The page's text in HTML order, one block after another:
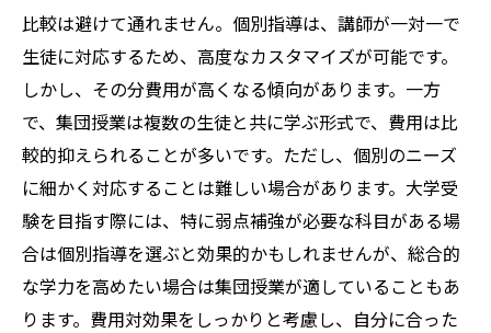
用効果的な選択
家族のニーズに応じた塾選び
費用を抑えて成果を出すための戦略
田無町で見つける最適な塾とその費用
大学受験に向けた計画的な予算管理
費用効果を最大化するための選択肢
塾の価値を見極めるためのポイント
田無町で大学受験に向けた塾選び費用に見る賢
い選択
比較は避けて通れません。個別指導は、講師が一対一で
生徒に対応するため、高度なカスタマイズが可能です。
しかし、その分費用が高くなる傾向があります。一方
で、集団授業は複数の生徒と共に学ぶ形式で、費用は比
較的抑えられることが多いです。ただし、個別のニーズ
に細かく対応することは難しい場合があります。大学受
験を目指す際には、特に弱点補強が必要な科目がある場
合は個別指導を選ぶと効果的かもしれませんが、総合的
な学力を高めたい場合は集団授業が適していることもあ
ります。費用対効果をしっかりと考慮し、自分に合った